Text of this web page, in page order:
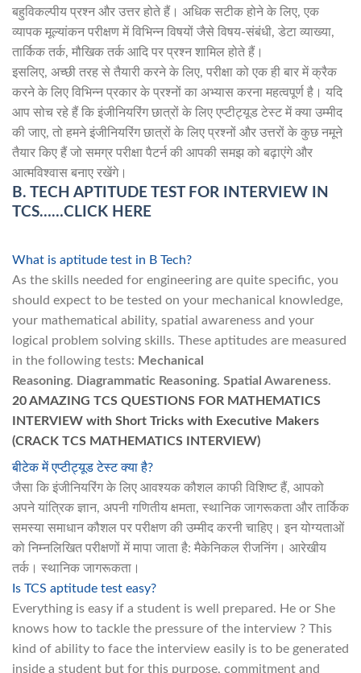
बहुविकल्पीय प्रश्न और उत्तर होते हैं। अधिक सटीक होने के लिए, एक
व्यापक मूल्यांकन परीक्षण में विभिन्न विषयों जैसे विषय-संबंधी, डेटा व्याख्या,
तार्किक तर्क, मौखिक तर्क आदि पर प्रश्न शामिल होते हैं।
इसलिए, अच्छी तरह से तैयारी करने के लिए, परीक्षा को एक ही बार में क्रैक
करने के लिए विभिन्न प्रकार के प्रश्नों का अभ्यास करना महत्वपूर्ण है। यदि
आप सोच रहे हैं कि इंजीनियरिंग छात्रों के लिए एप्टीट्यूड टेस्ट में क्या उम्मीद
की जाए, तो हमने इंजीनियरिंग छात्रों के लिए प्रश्नों और उत्तरों के कुछ नमूने
तैयार किए हैं जो समग्र परीक्षा पैटर्न की आपकी समझ को बढ़ाएंगे और
आत्मविश्वास बनाए रखेंगे।
B. TECH APTITUDE TEST FOR INTERVIEW IN
TCS……CLICK HERE
What is aptitude test in B Tech?
As the skills needed for engineering are quite specific, you
should expect to be tested on your mechanical knowledge,
your mathematical ability, spatial awareness and your
logical problem solving skills. These aptitudes are measured
in the following tests: Mechanical
Reasoning. Diagrammatic Reasoning. Spatial Awareness.
20 AMAZING TCS QUESTIONS FOR MATHEMATICS
INTERVIEW with Short Tricks with Executive Makers
(CRACK TCS MATHEMATICS INTERVIEW)
बीटेक में एप्टीट्यूड टेस्ट क्या है?
जैसा कि इंजीनियरिंग के लिए आवश्यक कौशल काफी विशिष्ट हैं, आपको
अपने यांत्रिक ज्ञान, अपनी गणितीय क्षमता, स्थानिक जागरूकता और तार्किक
समस्या समाधान कौशल पर परीक्षण की उम्मीद करनी चाहिए। इन योग्यताओं
को निम्नलिखित परीक्षणों में मापा जाता है: मैकेनिकल रीजनिंग। आरेखीय
तर्क। स्थानिक जागरूकता।
Is TCS aptitude test easy?
Everything is easy if a student is well prepared. He or She
knows how to tackle the pressure of the interview ? This
kind of ability to face the interview easily is to be generated
inside a student but for this purpose, commitment and